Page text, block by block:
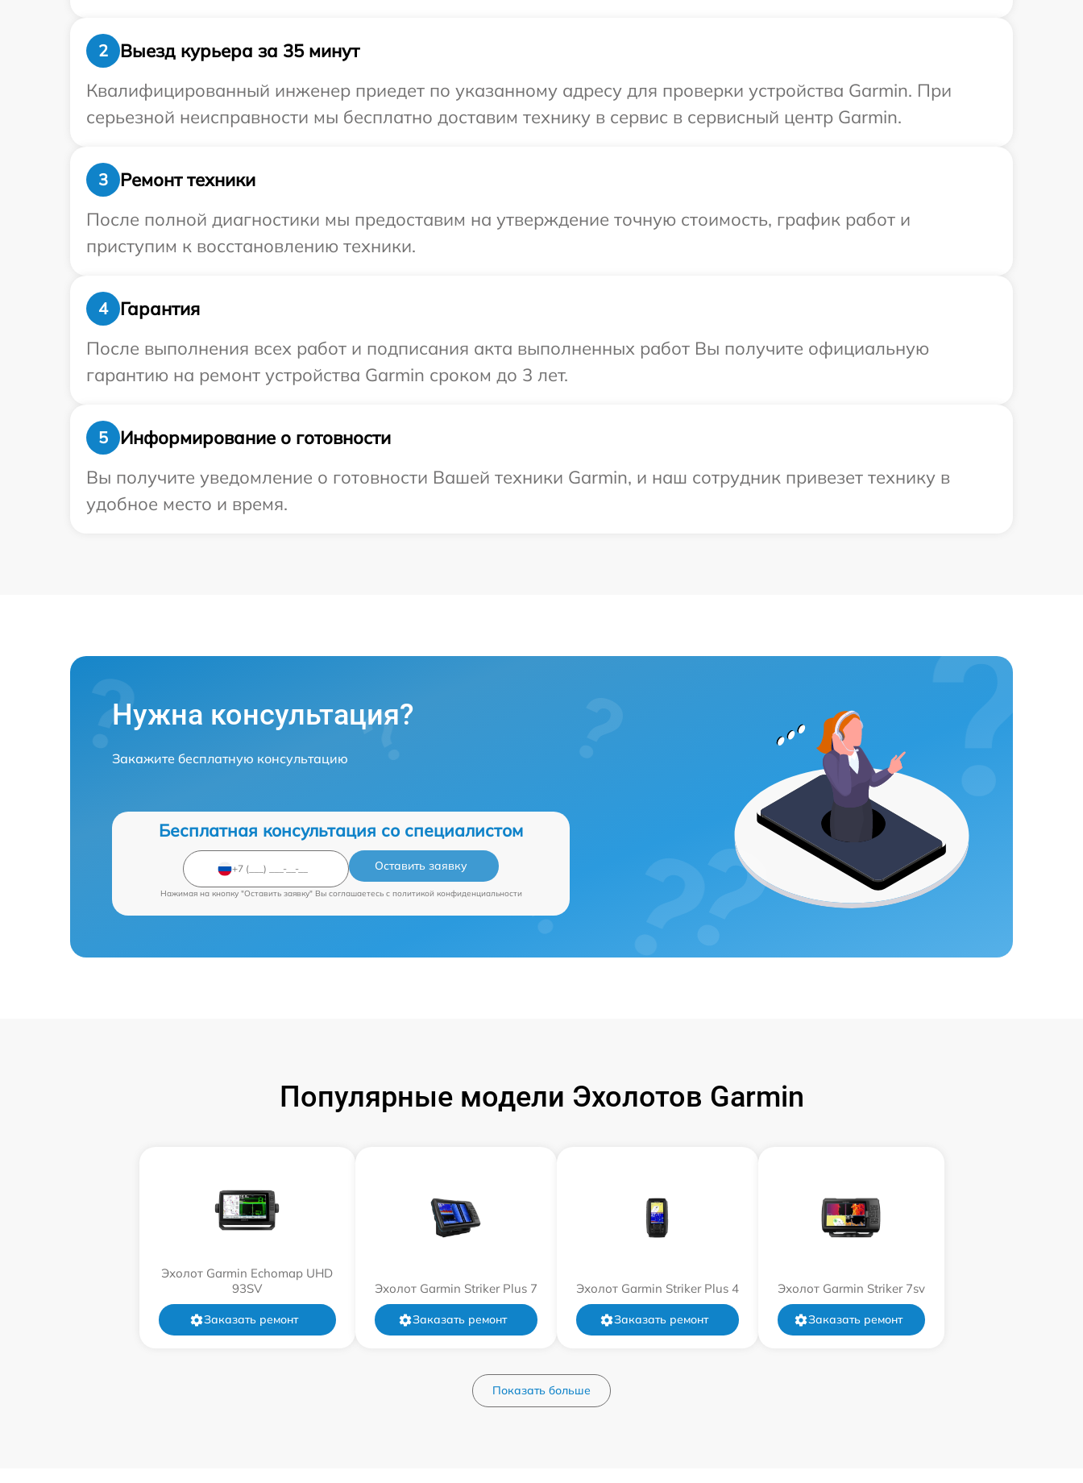
2
Выезд курьера за 35 минут
Квалифицированный инженер приедет по указанному адресу для проверки устройства Garmin. При
серьезной неисправности мы бесплатно доставим технику в сервис в сервисный центр Garmin.
3
Ремонт техники
После полной диагностики мы предоставим на утверждение точную стоимость, график работ и
приступим к восстановлению техники.
4
Гарантия
После выполнения всех работ и подписания акта выполненных работ Вы получите официальную
гарантию на ремонт устройства Garmin сроком до 3 лет.
5
Информирование о готовности
Вы получите уведомление о готовности Вашей техники Garmin, и наш сотрудник привезет технику в
удобное место и время.
Нужна консультация?
Закажите бесплатную консультацию
Бесплатная консультация со специалистом
Оставить заявку
Нажимая на кнопку "Оставить заявку" Вы соглашаетесь c политикой конфиденциальности
Популярные модели Эхолотов Garmin
Эхолот Garmin Echomap UHD
93SV
Заказать ремонт
Эхолот Garmin Striker Plus 7
Заказать ремонт
Эхолот Garmin Striker Plus 4
Заказать ремонт
Эхолот Garmin Striker 7sv
Заказать ремонт
Показать больше